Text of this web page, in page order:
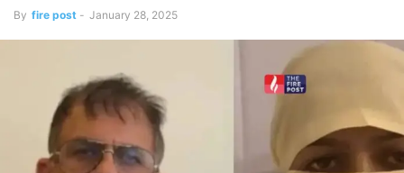
By fire post - January 28, 2025